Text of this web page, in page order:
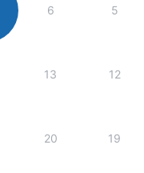
5
6
12
13
19
20